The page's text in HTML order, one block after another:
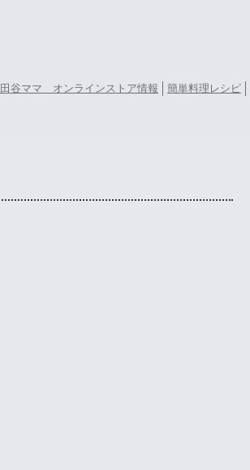
谷ママ オンラインストア情報 簡単料理レシピ